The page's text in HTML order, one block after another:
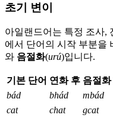
초기 변이
아일랜드어는 특정 조사,
에서 단어의 시작 부분을
와 음절화(urú)입니다.
기본 단어 연화 후 음절화
bád
bhád mbád
cat
chat gcat